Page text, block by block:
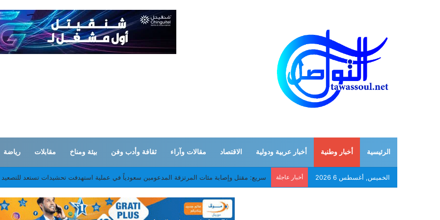
الرئيسية أخبار وطنية أخبار عربية ودولية الاقتصاد مقالات وآراء ثقافة وأدب وفن بيئة ومناخ مقابلات رياضة
الخميس, أغسطس 6 2026 أخبار عاجلة موريتانيا: وفاة خمسة منقبين عن الذهب في تيرس زمور والبحث عن آخر ونجاة ستة